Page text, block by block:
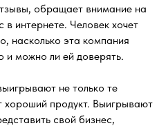
обращает внимание на
в интернете. Человек хочет
насколько эта компания
и можно ли ей доверять.
не только те
хороший продукт. Выигрывают
свой бизнес,